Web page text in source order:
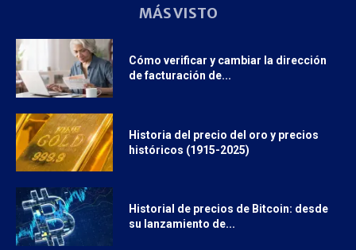
MÁS VISTO
Cómo verificar y cambiar la dirección
de facturación de...
Historia del precio del oro y precios
históricos (1915-2025)
Historial de precios de Bitcoin: desde
su lanzamiento de...